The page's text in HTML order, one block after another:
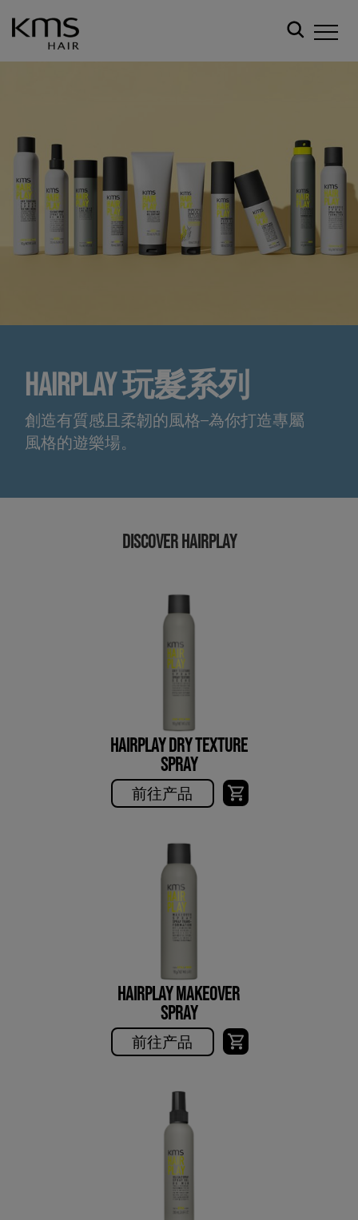
HAIRPLAY 玩髮系列
創造有質感且柔韌的風格—為你打造專屬
風格的遊樂場。
DISCOVER HAIRPLAY
HAIRPLAY DRY TEXTURE
SPRAY
前往产品
HAIRPLAY MAKEOVER
SPRAY
前往产品